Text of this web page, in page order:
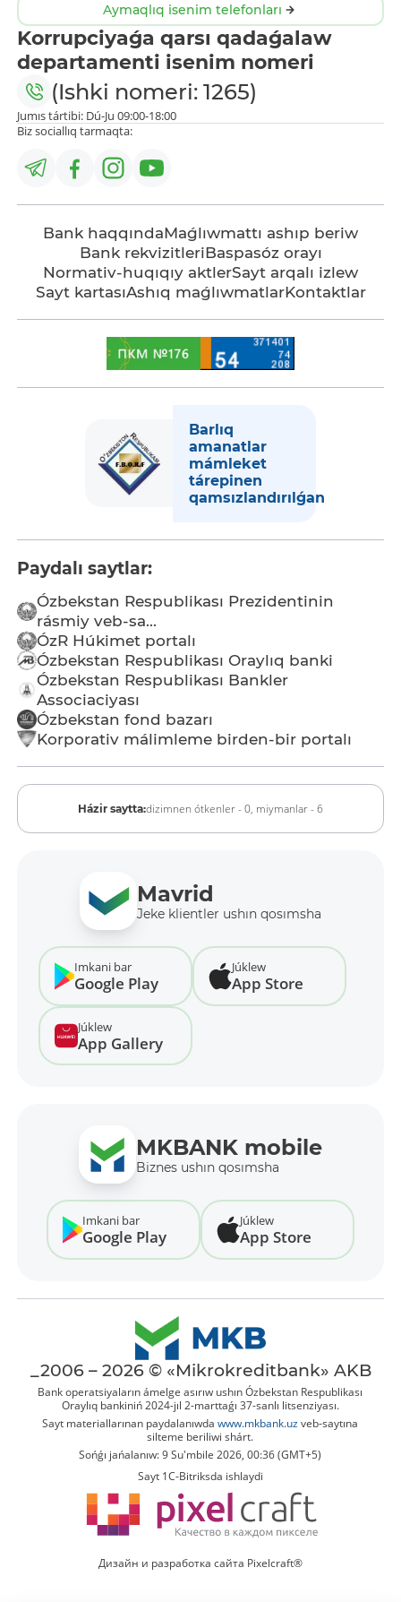
Aymaqlıq isenim telefonları
Korrupciyaǵa qarsı qadaǵalaw
departamenti isenim nomeri
(Ishki nomeri: 1265)
Jumıs tártibi: Dú-Ju 09:00-18:00
Biz sociallıq tarmaqta:
Bank haqqındaMaǵlıwmattı ashıp beriw
Bank rekvizitleriBaspasóz orayı
Normativ-huqıqıy aktlerSayt arqalı izlew
Sayt kartasıAshıq maǵlıwmatlarKontaktlar
Barlıq
amanatlar
mámleket
tárepinen
qamsızlandırılǵan
Paydalı saytlar:
Ózbekstan Respublikası Prezidentinin
rásmiy veb-sa...
ÓzR Húkimet portalı
Ózbekstan Respublikası Oraylıq banki
Ózbekstan Respublikası Bankler
Associaciyası
Ózbekstan fond bazarı
Korporativ málimleme birden-bir portalı
Házir saytta:dizimnen ótkenler - 0, miymanlar - 6
Mavrid
Jeke klientler ushın qosımsha
Imkani bar
Google Play
Júklew
App Store
Júklew
App Gallery
MKBANK mobile
Biznes ushın qosımsha
Imkani bar
Google Play
Júklew
App Store
_2006 – 2026 © «Mikrokreditbank» AKB
Bank operatsiyaların ámelge asırıw ushın Ózbekstan Respublikası
Oraylıq bankiniń 2024-jıl 2-marttaǵı 37-sanlı litsenziyası.
Sayt materiallarınan paydalanıwdawww.mkbank.uzveb-saytına
silteme beriliwi shárt.
Sońǵı jańalanıw: 9 Su'mbile 2026, 00:36 (GMT+5)
Sayt 1C-Bitriksda ishlaydi
Дизайн и разработка сайта Pixelcraft®